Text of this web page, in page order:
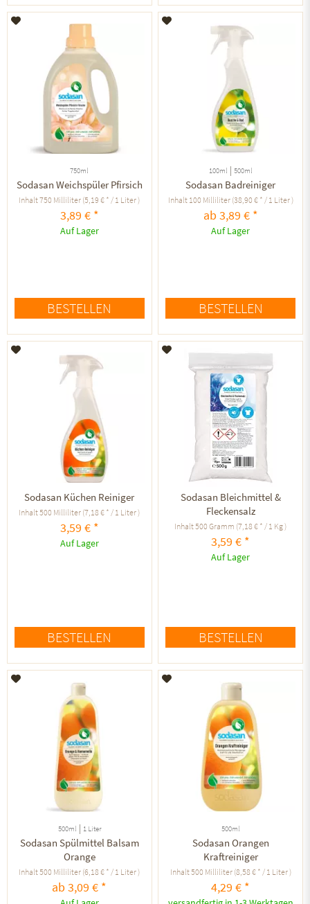
750ml
Sodasan Weichspüler Pfirsich
Inhalt750 Milliliter (5,19 € * / 1 Liter )
3,89 € *
Auf Lager
Auf den Merkzettel
BESTELLEN
100ml | 500ml
Sodasan Badreiniger
Inhalt 100 Milliliter (38,90 € * / 1 Liter )
ab 3,89 € *
Auf Lager
BESTELLEN
Sodasan Küchen Reiniger
Inhalt500 Milliliter (7,18 € * / 1 Liter )
3,59 € *
Auf Lager
BESTELLEN
Sodasan Bleichmittel &
Fleckensalz
Inhalt500 Gramm (7,18 € * / 1 Kg )
3,59 € *
Auf Lager
BESTELLEN
500ml | 1 Liter
Sodasan Spülmittel Balsam
Orange
Inhalt500 Milliliter (6,18 € * / 1 Liter )
ab 3,09 € *
500ml
Sodasan Orangen
Kraftreiniger
Inhalt500 Milliliter (8,58 € * / 1 Liter )
4,29 € *